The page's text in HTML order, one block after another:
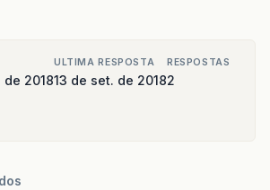
de 2018
ULTIMA RESPOSTA
13 de set. de 2018
RESPOSTAS
2